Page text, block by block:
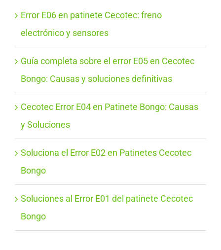
Error E06 en patinete Cecotec: freno
electrónico y sensores
Guía completa sobre el error E05 en Cecotec
Bongo: Causas y soluciones definitivas
Cecotec Error E04 en Patinete Bongo: Causas
y Soluciones
Soluciona el Error E02 en Patinetes Cecotec
Bongo
Soluciones al Error E01 del patinete Cecotec
Bongo